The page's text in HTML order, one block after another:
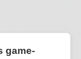
game-